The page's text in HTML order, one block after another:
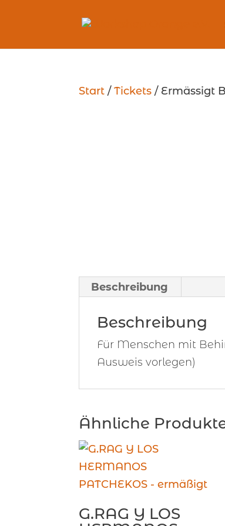
Start /Tickets / Ermässigt
Beschreibung
Beschreibung
Für Menschen mit
Ausweis vorlegen)
Ähnliche
G.RAG Y LOS